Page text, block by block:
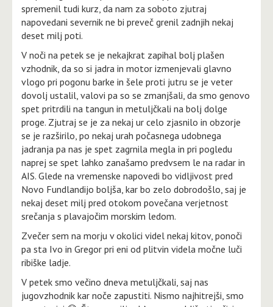
spremenil tudi kurz, da nam za soboto zjutraj
napovedani severnik ne bi preveč grenil zadnjih nekaj
deset milj poti.
V noči na petek se je nekajkrat zapihal bolj plašen
vzhodnik, da so si jadra in motor izmenjevali glavno
vlogo pri pogonu barke in šele proti jutru se je veter
dovolj ustalil, valovi pa so se zmanjšali, da smo genovo
spet pritrdili na tangun in metuljčkali na bolj dolge
proge. Zjutraj se je za nekaj ur celo zjasnilo in obzorje
se je razširilo, po nekaj urah počasnega udobnega
jadranja pa nas je spet zagrnila megla in pri pogledu
naprej se spet lahko zanašamo predvsem le na radar in
AIS. Glede na vremenske napovedi bo vidljivost pred
Novo Fundlandijo boljša, kar bo zelo dobrodošlo, saj je
nekaj deset milj pred otokom povečana verjetnost
srečanja s plavajočim morskim ledom.
Zvečer sem na morju v okolici videl nekaj kitov, ponoči
pa sta Ivo in Gregor pri eni od plitvin videla močne luči
ribiške ladje.
V petek smo večino dneva metuljčkali, saj nas
jugovzhodnik kar noče zapustiti. Nismo najhitrejši, smo